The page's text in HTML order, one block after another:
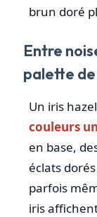
brun doré
Entre
palette
Un iris
couleurs
en base,
éclats
parfois
iris